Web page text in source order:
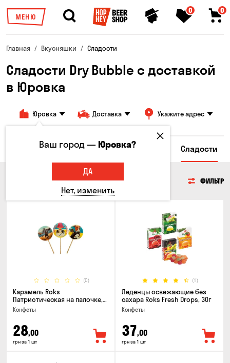
МЕНЮ
0 0
Главная Вкусняшки Сладости
Сладости Dry Bubble с доставкой
в ​​Юровка
Юровка Доставка Укажите адрес
Гренки и Сухарики Злаковые снеки Сладости
СЛАДОСТИ ФИЛЬТР
(0)
Карамель Roks
Патриотическая на палочке,
50г
Конфеты
28,00
грн за 1 шт
(1)
Леденцы освежающие без
сахара Roks Fresh Drops, 30г
Конфеты
37,00
грн за 1 шт
Ваш город —Юровка?
ДА
Нет, изменить